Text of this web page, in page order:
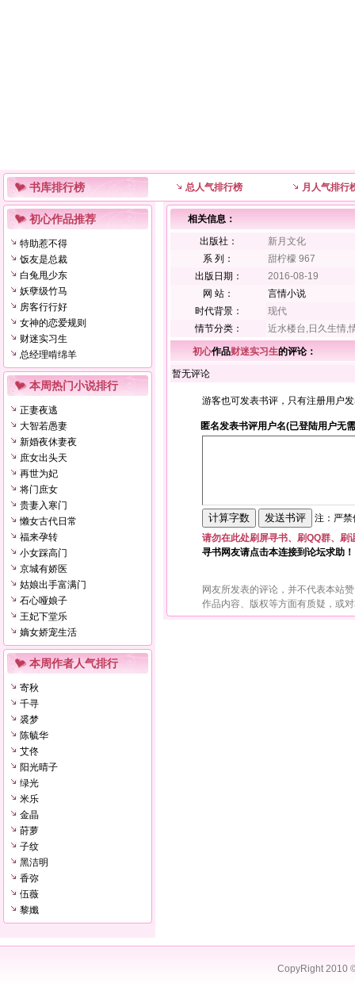
书库排行榜 总人气排行榜 月人气排行
初心作品推荐
特助惹不得
饭友是总裁
白兔甩少东
妖孽级竹马
房客行行好
女神的恋爱规则
财迷实习生
总经理啃绵羊
本周热门小说排行
正妻夜逃
大智若愚妻
新婚夜休妻夜
庶女出头天
再世为妃
将门庶女
贵妻入寒门
懒女古代日常
福来孕转
小女踩高门
京城有娇医
姑娘出手富满门
石心哑娘子
王妃下堂乐
嫡女娇宠生活
本周作者人气排行
寄秋
千寻
裘梦
陈毓华
艾佟
阳光晴子
绿光
米乐
金晶
莳萝
子纹
黑洁明
香弥
伍薇
黎孅
相关信息：
出版社：
新月文化
系 列：
甜柠檬 967
出版日期：
2016-08-19
网 站：
言情小说
时代背景：
现代
情节分类：
近水楼台,日久生情,
初心作品财迷实习生的评论：
暂无评论
游客也可发表书评，只有注册用户
匿名发表书评用户名(已登陆用户无
注：严
请勿在此处刷屏寻书、刷QQ群、刷
寻书网友请点击本连接到论坛求助！
网友所发表的评论，并不代表本站
作品内容、版权等方面有质疑，或
CopyRight 2010